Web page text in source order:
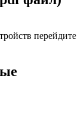
перейдите